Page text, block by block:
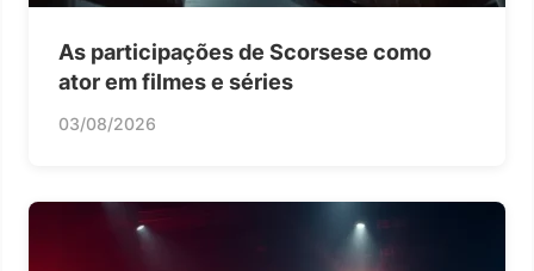
As participações de Scorsese como
ator em filmes e séries
03/08/2026